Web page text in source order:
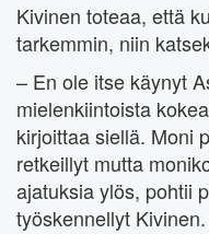
Kivinen toteaa, että
tarkemmin, niin
– En ole itse käynyt
mielenkiintoista
kirjoittaa siellä. Moni
retkeillyt mutta
ajatuksia ylös, pohtii
työskennellyt Kivinen.